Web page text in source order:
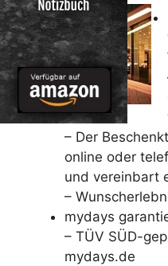
– Der
online oder
und vereinbart
–
mydays
– TÜV SÜD-
mydays.de